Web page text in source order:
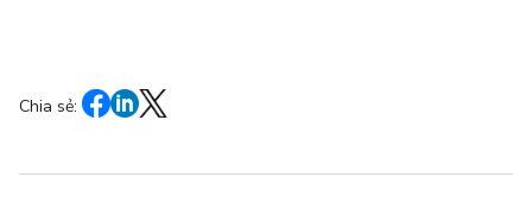
Chia sẻ: